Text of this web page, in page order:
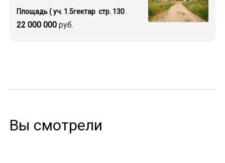
22 000 000руб.
Площадь ( уч. 1.5гектар стр. 1300 кв.м.)
Вы смотрели